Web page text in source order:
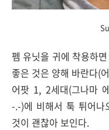
펨 유닛을 귀에 착용하
좋은 것은 양해 바란다(
어팟 1, 2세대(그나마
-.-)에 비해서 툭 튀어나
것이 괜찮아 보인다.